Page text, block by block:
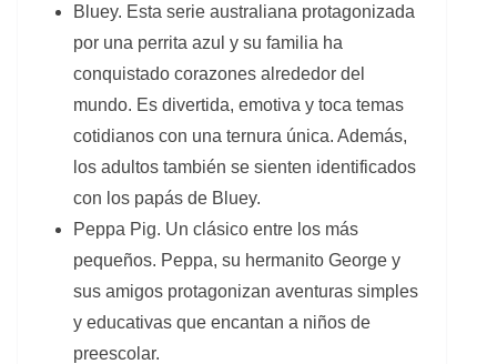
Bluey. Esta serie australiana protagonizada
por una perrita azul y su familia ha
conquistado corazones alrededor del
mundo. Es divertida, emotiva y toca temas
cotidianos con una ternura única. Además,
los adultos también se sienten identificados
con los papás de Bluey.
Peppa Pig. Un clásico entre los más
pequeños. Peppa, su hermanito George y
sus amigos protagonizan aventuras simples
y educativas que encantan a niños de
preescolar.